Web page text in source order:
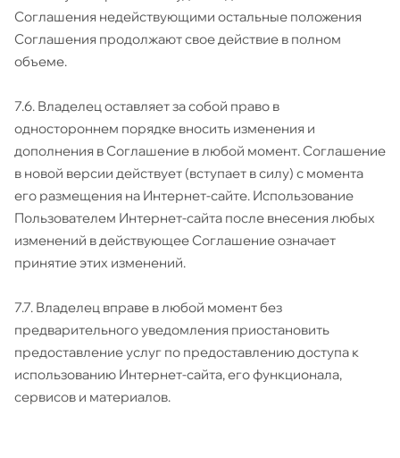
Соглашения недействующими остальные положения
Соглашения продолжают свое действие в полном
объеме.
7.6. Владелец оставляет за собой право в
одностороннем порядке вносить изменения и
дополнения в Соглашение в любой момент. Соглашение
в новой версии действует (вступает в силу) с момента
его размещения на Интернет-сайте. Использование
Пользователем Интернет-сайта после внесения любых
изменений в действующее Соглашение означает
принятие этих изменений.
7.7. Владелец вправе в любой момент без
предварительного уведомления приостановить
предоставление услуг по предоставлению доступа к
использованию Интернет-сайта, его функционала,
сервисов и материалов.